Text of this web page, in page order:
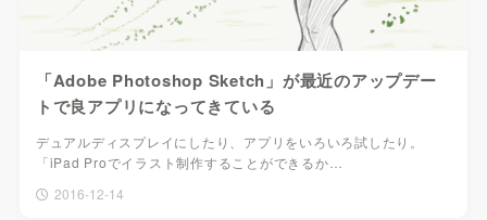
「Adobe Photoshop Sketch」が最近のアップデー
トで良アプリになってきている
デュアルディスプレイにしたり、アプリをいろいろ試したり。
「iPad Proでイラスト制作することができるか…
2016-12-14